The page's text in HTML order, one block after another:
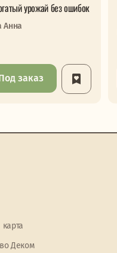
урожай без ошибок
Анна
заказ
Деком